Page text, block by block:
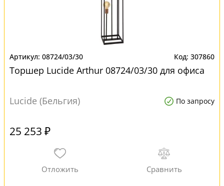
08724/03/30 307860
Торшер Lucide Arthur 08724/03/30 для офиса
Lucide (Бельгия) По запросу
25 253 ₽